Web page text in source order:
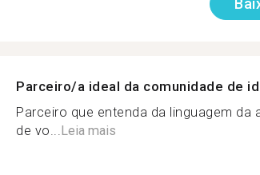
Parceiro/a ideal da comunidade de
Parceiro que entenda da linguagem da
de vo...Leia mais